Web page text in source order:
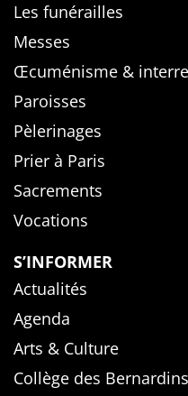
Les funérailles
Messes
Œcuménisme &
Paroisses
Pèlerinages
Prier à Paris
Sacrements
Vocations
S’INFORMER
Actualités
Agenda
Arts & Culture
Collège des Bernardins